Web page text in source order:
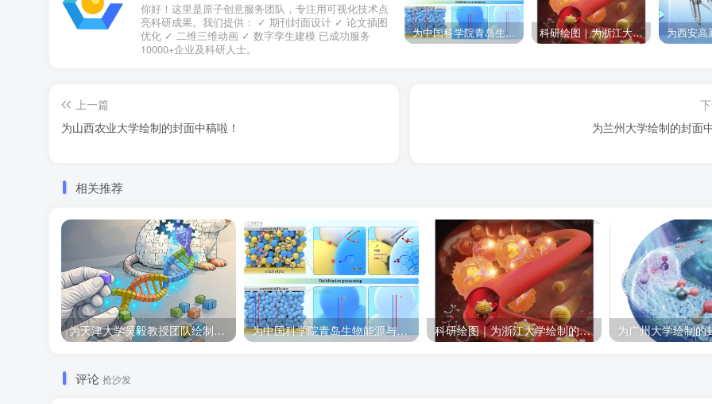
你好！这里是原子创意服务团队，专注用可视化技术点
亮科研成果。我们提供： ✓ 期刊封面设计 ✓ 论文插图
优化 ✓ 二维三维动画 ✓ 数字孪生建模 已成功服务
10000+企业及科研人士。
为中国科学院青岛生物能源与过程研究所绘制的插图作品 科研绘图｜为浙江大学绘制的封面中稿啦！
上一篇
为山西农业大学绘制的封面中稿啦！
为兰州大学绘制的封面
相关推荐
为天津大学吴毅教授团队绘制的Cell子刊封面作品 为中国科学院青岛生物能源与过程研究所绘制的插图作品 科研绘图｜为浙江大学绘制的封面中稿啦！ 为广州大学绘制的
评论 抢沙发